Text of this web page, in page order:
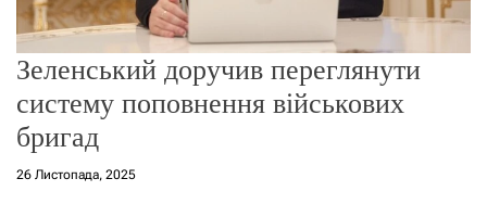
Зеленський доручив переглянути
систему поповнення військових
бригад
26 Листопада, 2025